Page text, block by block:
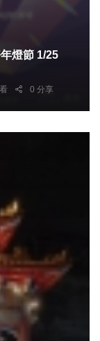
1/25
0 分享